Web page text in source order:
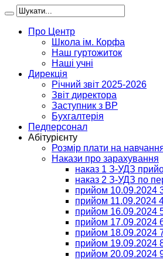
Про Центр
Школа ім. Корфа
Наш гуртожиток
Наші учні
Дирекція
Річний звіт 2025-2026
Звіт директора
Заступник з ВР
Бухгалтерія
Педперсонал
Абітурієнту
Розмір плати на
Накази про зарахування
наказ 1 З-УДЗ
наказ 2 З-УДЗ по
прийом 10.09.2024
прийом 11.09.2024
прийом 16.09.2024
прийом 17.09.2024
прийом 18.09.2024
прийом 19.09.2024
прийом 20.09.2024